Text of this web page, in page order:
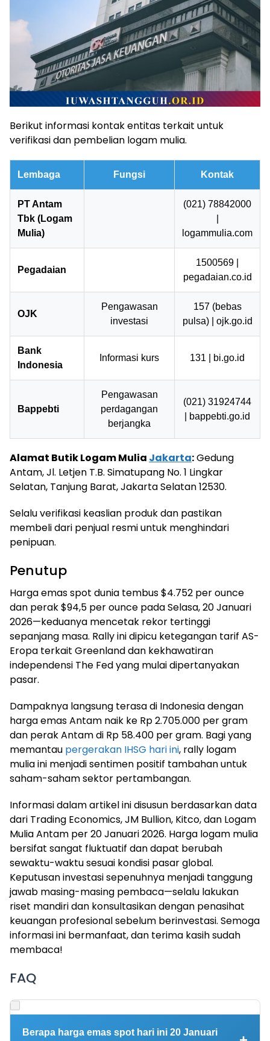
Berikut informasi kontak entitas terkait untuk
verifikasi dan pembelian logam mulia.
Lembaga Fungsi Kontak
PT Antam
Tbk (Logam
Mulia)
(021) 78842000
logammulia.com
Pegadaian
1500569 |
pegadaian.co.id
OJK
Pengawasan
investasi
157 (bebas
pulsa) | ojk.go.id
Bank
Indonesia
Informasi kurs 131 | bi.go.id
Bappebti
Pengawasan
perdagangan
berjangka
(021) 31924744
| bappebti.go.id
Alamat Butik Logam Mulia Jakarta:Gedung
Antam, Jl. Letjen T.B. Simatupang No. 1 Lingkar
Selatan, Tanjung Barat, Jakarta Selatan 12530.
Selalu verifikasi keaslian produk dan pastikan
membeli dari penjual resmi untuk menghindari
penipuan.
Penutup
Harga emas spot dunia tembus $4.752 per ounce
dan perak $94,5 per ounce pada Selasa, 20 Januari
2026—keduanya mencetak rekor tertinggi
sepanjang masa. Rally ini dipicu ketegangan tarif AS-
Eropa terkait Greenland dan kekhawatiran
independensi The Fed yang mulai dipertanyakan
pasar.
Dampaknya langsung terasa di Indonesia dengan
harga emas Antam naik ke Rp 2.705.000 per gram
dan perak Antam di Rp 58.400 per gram. Bagi yang
memantau pergerakan IHSG hari ini, rally logam
mulia ini menjadi sentimen positif tambahan untuk
saham-saham sektor pertambangan.
Informasi dalam artikel ini disusun berdasarkan data
dari Trading Economics, JM Bullion, Kitco, dan Logam
Mulia Antam per 20 Januari 2026. Harga logam mulia
bersifat sangat fluktuatif dan dapat berubah
sewaktu-waktu sesuai kondisi pasar global.
Keputusan investasi sepenuhnya menjadi tanggung
jawab masing-masing pembaca—selalu lakukan
riset mandiri dan konsultasikan dengan penasihat
keuangan profesional sebelum berinvestasi. Semoga
informasi ini bermanfaat, dan terima kasih sudah
membaca!
FAQ
Berapa harga emas spot hari ini 20 Januari